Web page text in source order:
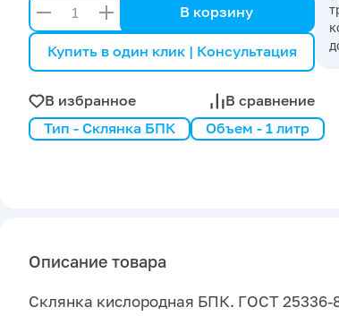
В корзину
Купить в один клик | Консультация
В избранное В сравнение
Тип - Склянка БПК Объем - 1 литр
Описание товара
Склянка кислородная БПК. ГОСТ